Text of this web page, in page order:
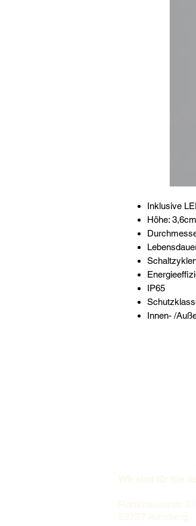
Inklusive
Höhe: 3,6cm
IP65
Innen- /
Wir sind für Sie
Rönkhauserstr. 31
59757 Arnsberg